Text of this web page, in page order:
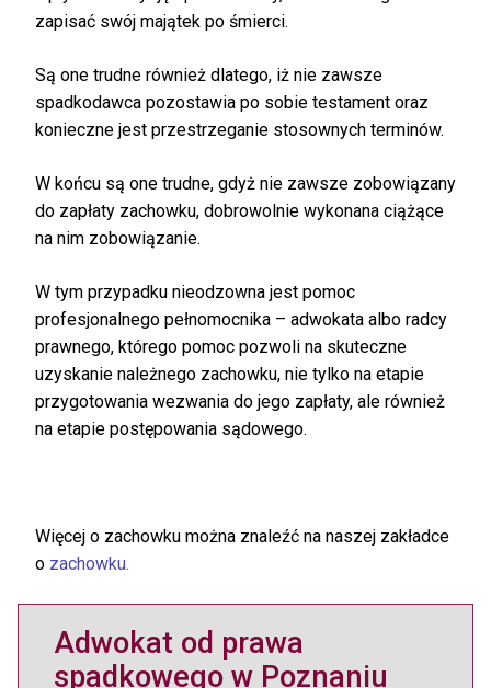
zapisać swój majątek po śmierci.
Są one trudne również dlatego, iż nie zawsze
spadkodawca pozostawia po sobie testament oraz
konieczne jest przestrzeganie stosownych terminów.
W końcu są one trudne, gdyż nie zawsze zobowiązany
do zapłaty zachowku, dobrowolnie wykonana ciążące
na nim zobowiązanie.
W tym przypadku nieodzowna jest pomoc
profesjonalnego pełnomocnika – adwokata albo radcy
prawnego, którego pomoc pozwoli na skuteczne
uzyskanie należnego zachowku, nie tylko na etapie
przygotowania wezwania do jego zapłaty, ale również
na etapie postępowania sądowego.
Więcej o zachowku można znaleźć na naszej zakładce
o zachowku.
Adwokat od prawa
spadkowego w Poznaniu